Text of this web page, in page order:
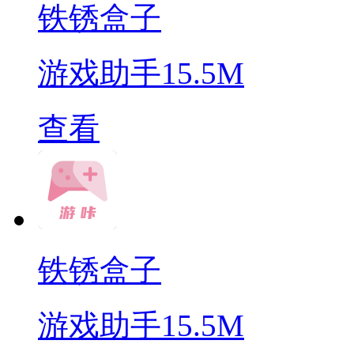
铁锈盒子
游戏助手15.5M
查看
铁锈盒子
游戏助手15.5M